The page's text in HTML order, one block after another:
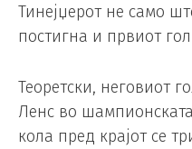
Тинејџерот не само
постигна и првиот
Теоретски, неговиот
Ленс во
кола пред крајот се